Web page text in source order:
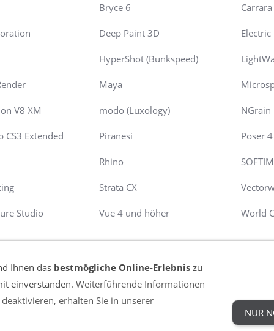
Bryce 6
Deep Paint 3D Electric
HyperShot (Bunkspeed)
Maya
V8 XM modo (Luxology) NGrain
CS3 Extended Piranesi Poser
Rhino
Strata CX
Studio Vue 4 und höher World
VERTRAG WIDERRUFEN
Ihnen das bestmögliche Online-Erlebnis zu
einverstanden. Weiterführende Informationen
erhalten Sie in unserer
NUR